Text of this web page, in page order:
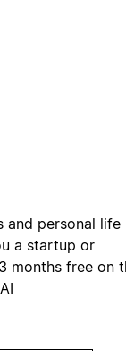
and personal life
a startup or
months free on